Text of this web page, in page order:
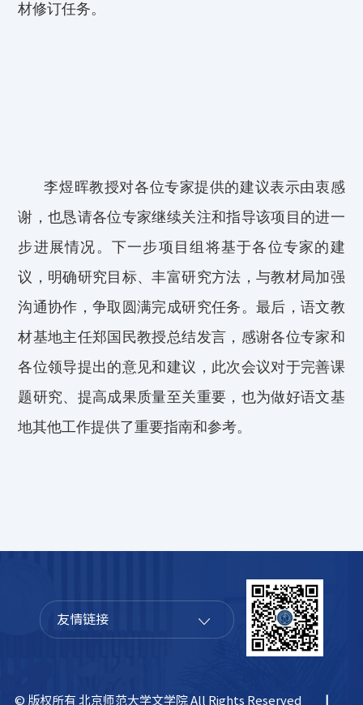
材修订任务。
李煜晖教授对各位专家提供的建议表示由衷感
谢，也恳请各位专家继续关注和指导该项目的进一
步进展情况。下一步项目组将基于各位专家的建
议，明确研究目标、丰富研究方法，与教材局加强
沟通协作，争取圆满完成研究任务。最后，语文教
材基地主任郑国民教授总结发言， 感谢各位专家和
各位领导提出的意见和建议 ，此次会议对于完善课
题研究、提高成果质量至关重要，也为做好语文基
地其他工作提供了重要指南和参考。
友情链接
© 版权所有 北京师范大学文学院 All Rights Reserved